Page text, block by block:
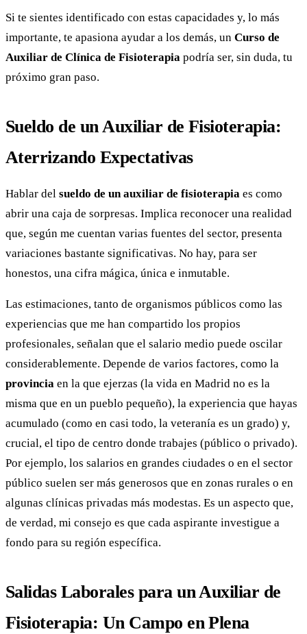
Si te sientes identificado con estas capacidades y, lo más
importante, te apasiona ayudar a los demás, un Curso de
Auxiliar de Clínica de Fisioterapia podría ser, sin duda, tu
próximo gran paso.
Sueldo de un Auxiliar de Fisioterapia:
Aterrizando Expectativas
Hablar del sueldo de un auxiliar de fisioterapia es como
abrir una caja de sorpresas. Implica reconocer una realidad
que, según me cuentan varias fuentes del sector, presenta
variaciones bastante significativas. No hay, para ser
honestos, una cifra mágica, única e inmutable.
Las estimaciones, tanto de organismos públicos como las
experiencias que me han compartido los propios
profesionales, señalan que el salario medio puede oscilar
considerablemente. Depende de varios factores, como la
provincia en la que ejerzas (la vida en Madrid no es la
misma que en un pueblo pequeño), la experiencia que hayas
acumulado (como en casi todo, la veteranía es un grado) y,
crucial, el tipo de centro donde trabajes (público o privado).
Por ejemplo, los salarios en grandes ciudades o en el sector
público suelen ser más generosos que en zonas rurales o en
algunas clínicas privadas más modestas. Es un aspecto que,
de verdad, mi consejo es que cada aspirante investigue a
fondo para su región específica.
Salidas Laborales para un Auxiliar de
Fisioterapia: Un Campo en Plena